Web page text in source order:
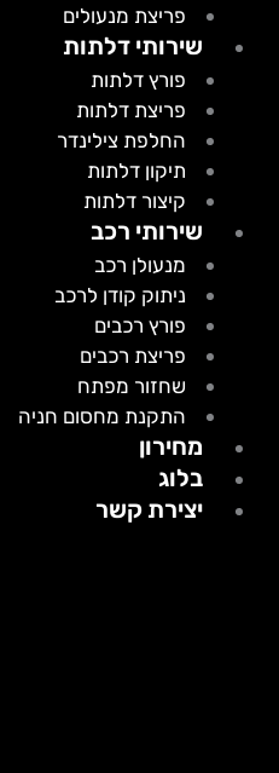
פריצת מנעולים
שירותי דלתות
פורץ דלתות
פריצת דלתות
החלפת צילינדר
תיקון דלתות
קיצור דלתות
שירותי רכב
מנעולן רכב
ניתוק קודן לרכב
פורץ רכבים
פריצת רכבים
שחזור מפתח
התקנת מחסום חניה
מחירון
בלוג
יצירת קשר